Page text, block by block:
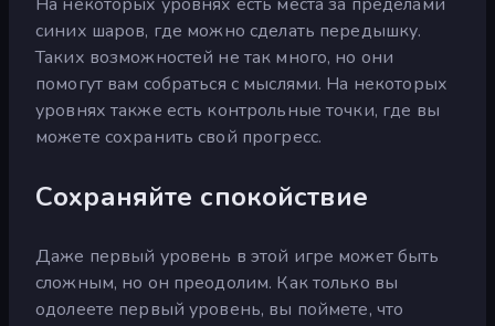
синих шаров, где можно сделать передышку.
Таких возможностей не так много, но они
помогут вам собраться с мыслями. На некоторых
уровнях также есть контрольные точки, где вы
можете сохранить свой прогресс.
Сохраняйте спокойствие
Даже первый уровень в этой игре может быть
сложным, но он преодолим. Как только вы
одолеете первый уровень, вы поймете, что